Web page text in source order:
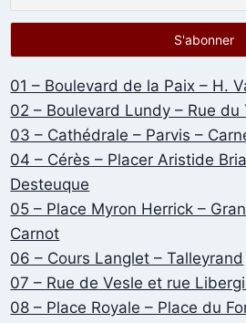
01 – Boulevard de la Paix – H.
02 – Boulevard Lundy – Rue du
03 – Cathédrale – Parvis –
04 – Cérès – Placer Aristide
Desteuque
05 – Place Myron Herrick –
Carnot
06 – Cours Langlet – Talleyrand
07 – Rue de Vesle et rue
08 – Place Royale – Place du